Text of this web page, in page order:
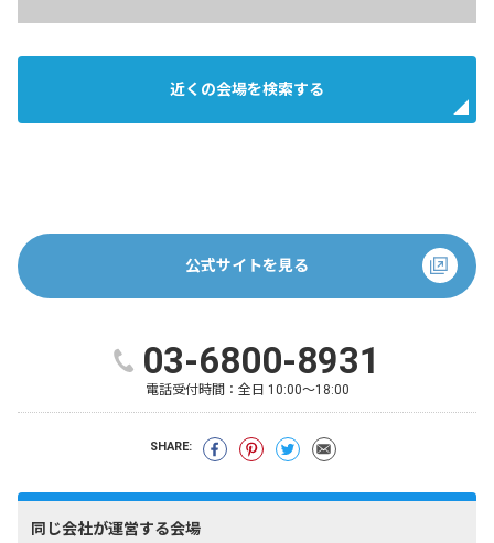
近くの会場を検索する
公式サイトを見る
03-6800-8931
電話受付時間： 全日 10:00～18:00
SHARE:
同じ会社が運営する会場